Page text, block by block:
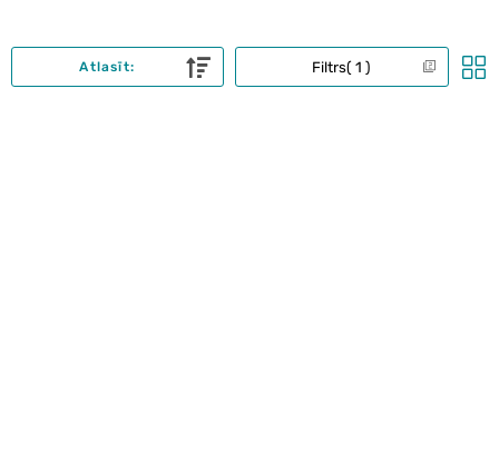
Filtrs 1
Atlasīt: